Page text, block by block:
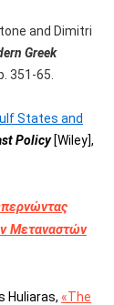
and Dimitri
Greek
351-65.
States and
Policy[Wiley],
Μεταναστών
Huliaras, «The